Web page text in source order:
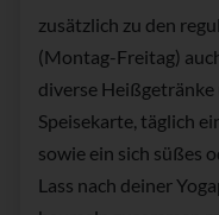
zusätzlich zu den
(Montag-Freitag)
diverse
Speisekarte, täglich
sowie ein sich süßes
Lass nach deiner